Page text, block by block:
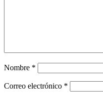
Nombre *
Correo electrónico *